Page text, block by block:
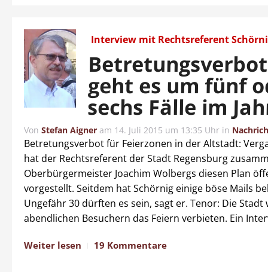
Interview mit Rechtsreferent
geht es um fünf
sechs Fälle im
Von Stefan Aigner am 14. Juli 2015 um 13:35 Uhr in
Betretungsverbot für Feierzonen in der Altstadt:
hat der Rechtsreferent der Stadt Regensburg
Oberbürgermeister Joachim Wolbergs diesen Plan
vorgestellt. Seitdem hat Schörnig einige böse Mails
Ungefähr 30 dürften es sein, sagt er. Tenor: Die Stadt
abendlichen Besuchern das Feiern verbieten. Ein
Weiter lesen 19 Kommentare